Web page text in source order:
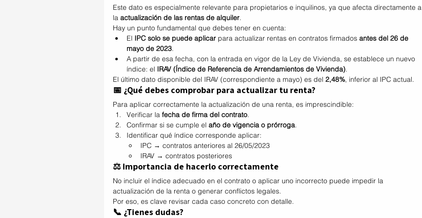
Este dato es especialmente relevante para propietarios e inquilinos, ya que afecta directamente a
la actualización de las rentas de alquiler.
Hay un punto fundamental que debes tener en cuenta:
El IPC solo se puede aplicar para actualizar rentas en contratos firmados antes del 26 de
mayo de 2023.
A partir de esa fecha, con la entrada en vigor de la Ley de Vivienda, se establece un nuevo
índice: el IRAV (Índice de Referencia de Arrendamientos de Vivienda).
El último dato disponible del IRAV (correspondiente a mayo) es del 2,48%, inferior al IPC actual.
📅 ¿Qué debes comprobar para actualizar tu renta?
Para aplicar correctamente la actualización de una renta, es imprescindible:
Verificar la fecha de firma del contrato.
Confirmar si se cumple el año de vigencia o prórroga.
Identificar qué índice corresponde aplicar:
IPC → contratos anteriores al 26/05/2023
IRAV → contratos posteriores
⚖️ Importancia de hacerlo correctamente
No incluir el índice adecuado en el contrato o aplicar uno incorrecto puede impedir la
actualización de la renta o generar conflictos legales.
Por eso, es clave revisar cada caso concreto con detalle.
📞 ¿Tienes dudas?